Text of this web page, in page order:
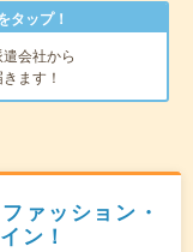
タップ！
会社から
ます！
ァッション・
ン！